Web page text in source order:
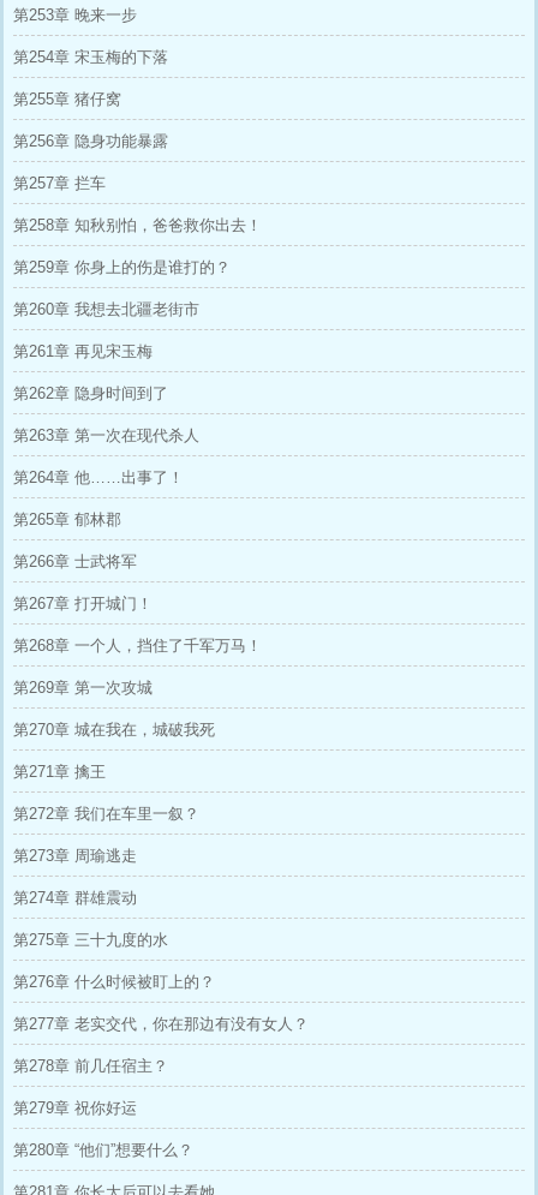
第253章 晚来一步
第254章 宋玉梅的下落
第255章 猪仔窝
第256章 隐身功能暴露
第257章 拦车
第258章 知秋别怕，爸爸救你出去！
第259章 你身上的伤是谁打的？
第260章 我想去北疆老街市
第261章 再见宋玉梅
第262章 隐身时间到了
第263章 第一次在现代杀人
第264章 他……出事了！
第265章 郁林郡
第266章 士武将军
第267章 打开城门！
第268章 一个人，挡住了千军万马！
第269章 第一次攻城
第270章 城在我在，城破我死
第271章 擒王
第272章 我们在车里一叙？
第273章 周瑜逃走
第274章 群雄震动
第275章 三十九度的水
第276章 什么时候被盯上的？
第277章 老实交代，你在那边有没有女人？
第278章 前几任宿主？
第279章 祝你好运
第280章 “他们”想要什么？